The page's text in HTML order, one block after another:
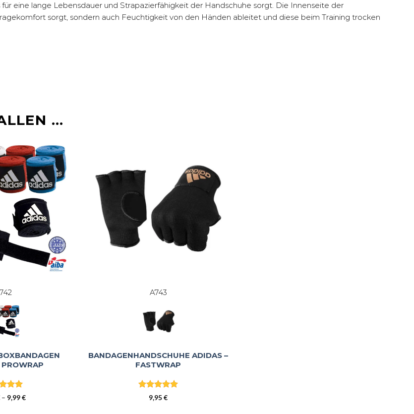
eine lange Lebensdauer und Strapazierfähigkeit der Handschuhe sorgt. Die Innenseite der
sorgt, sondern auch Feuchtigkeit von den Händen ableitet und diese beim Training trocken
…
von
– 9,99€Preisspanne:
A743
BANDAGENHANDSCHUHE ADIDAS –
FASTWRAP
Bewertet
mit
9,95€